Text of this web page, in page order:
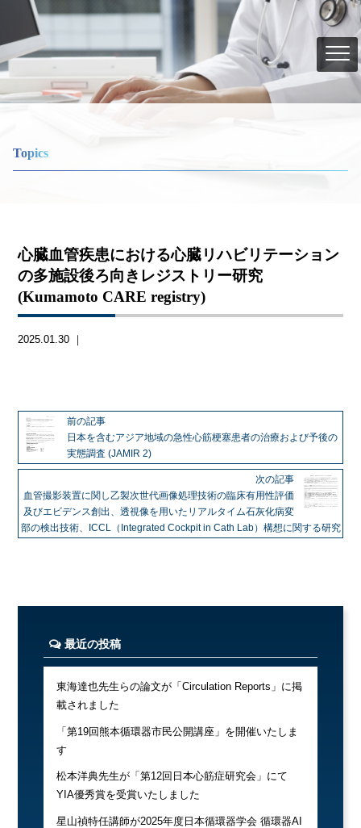
Topics
心臓血管疾患における心臓リハビリテーション
の多施設後ろ向きレジストリー研究
(Kumamoto CARE registry)
2025.01.30 ｜
前の記事
⽇本を含むアジア地域の急性⼼筋梗塞患者の治療および予後の
実態調査 (JAMIR 2)
次の記事
⾎管撮影装置に関し⼄製次世代画像処理技術の臨床有⽤性評価
及びエビデンス創出、透視像を⽤いたリアルタイム⽯灰化病変
部の検出技術、ICCL（Integrated Cockpit in Cath Lab）構想に関する研究
最近の投稿
東海達也先生らの論文が「Circulation Reports」に掲
載されました
「第19回熊本循環器市民公開講座」を開催いたしま
す
松本洋典先生が「第12回日本心筋症研究会」にて
YIA優秀賞を受賞いたしました
星山禎特任講師が2025年度日本循環器学会 循環器AI